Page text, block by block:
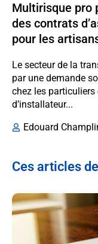
Multirisque pro
des contrats
pour les
Le secteur de la
par une demande
chez les particuliers
d’installateur...
Edouard
Ces articles